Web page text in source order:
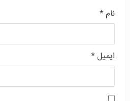
نام *
ایمیل *